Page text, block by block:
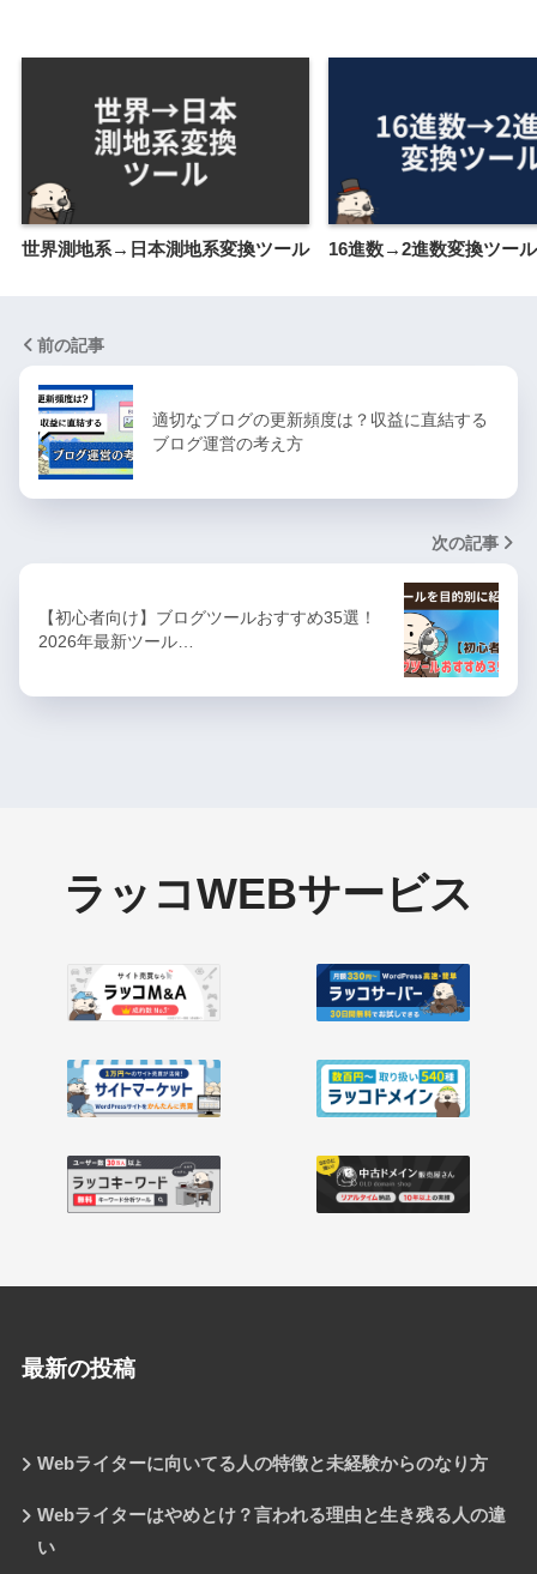
世界測地系→日本測地系変換ツール 16進数→2進数変換ツール
前の記事
適切なブログの更新頻度は？収益に直結する
ブログ運営の考え方
次の記事
【初心者向け】ブログツールおすすめ35選！
2026年最新ツール…
ラッコWEBサービス
最新の投稿
Webライターに向いてる人の特徴と未経験からのなり方
Webライターはやめとけ？言われる理由と生き残る人の違
い